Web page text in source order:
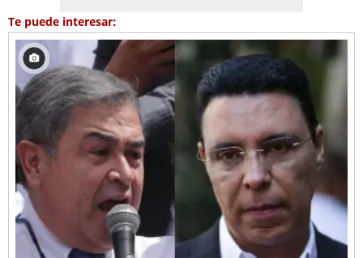
Te puede interesar: